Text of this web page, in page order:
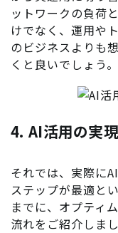
ットワークの負荷
けでなく、運用や
のビジネスよりも
くと良いでしょう。
4. AI活用の実
それでは、実際に
ステップが最適と
までに、オプティ
流れをご紹介しまし